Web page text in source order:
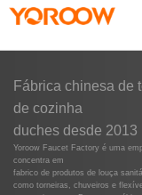
Fábrica chinesa de
de cozinha
duches desde 2013
Yoroow Faucet Factory é uma
concentra em
fabrico de produtos de louça
como torneiras, chuveiros e